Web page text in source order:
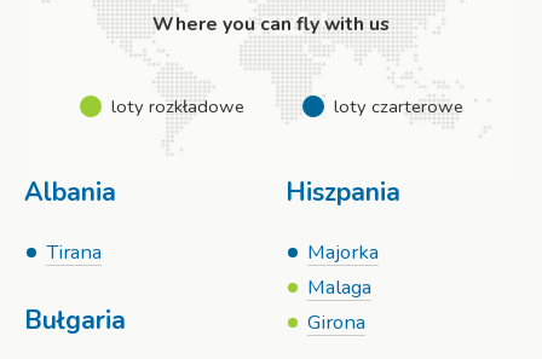
Where you can fly with us
loty rozkładowe loty czarterowe
Albania
Tirana
Bułgaria
Hiszpania
Majorka
Malaga
Girona